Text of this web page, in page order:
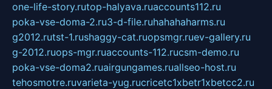
one-life-story.rutop-halyava.ruaccounts112.ru
poka-vse-doma-2.ru3-d-file.ruhahahaharms.ru
g2012.rutst-1.rushaggy-cat.ruopsmgr.ruev-gallery.ru
g-2012.ruops-mgr.ruaccounts-112.rucsm-demo.ru
poka-vse-doma2.ruairgungames.ruallseo-host.ru
tehosmotre.ruvarieta-yug.rucricetc1xbetr1xbetcc2.ru